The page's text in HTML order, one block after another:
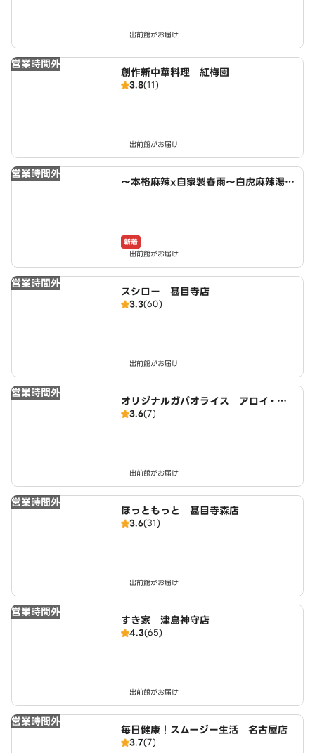
出前館がお届け
営業時間外
創作新中華料理 紅梅園
3.8(11)
出前館がお届け
営業時間外
～本格麻辣x自家製春雨～白虎麻辣湯
新着
出前館がお届け
営業時間外
スシロー 甚目寺店
3.3(60)
出前館がお届け
営業時間外
オリジナルガパオライス アロイ・ガ
パオ 名古屋店
3.6(7)
出前館がお届け
営業時間外
ほっともっと 甚目寺森店
3.6(31)
出前館がお届け
営業時間外
すき家 津島神守店
4.3(65)
出前館がお届け
営業時間外
毎日健康！スムージー生活 名古屋店
3.7(7)